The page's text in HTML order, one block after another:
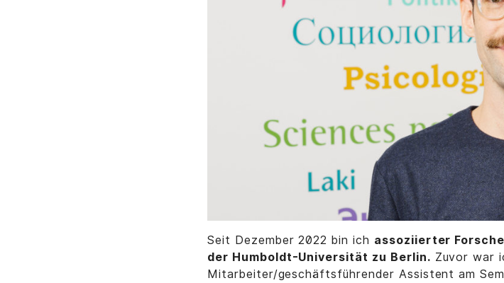
Seit Dezember 2022 bin ich assoziierter
der Humboldt-Universität zu Berlin. Zuvor war
Mitarbeiter/geschäftsführender Assistent am